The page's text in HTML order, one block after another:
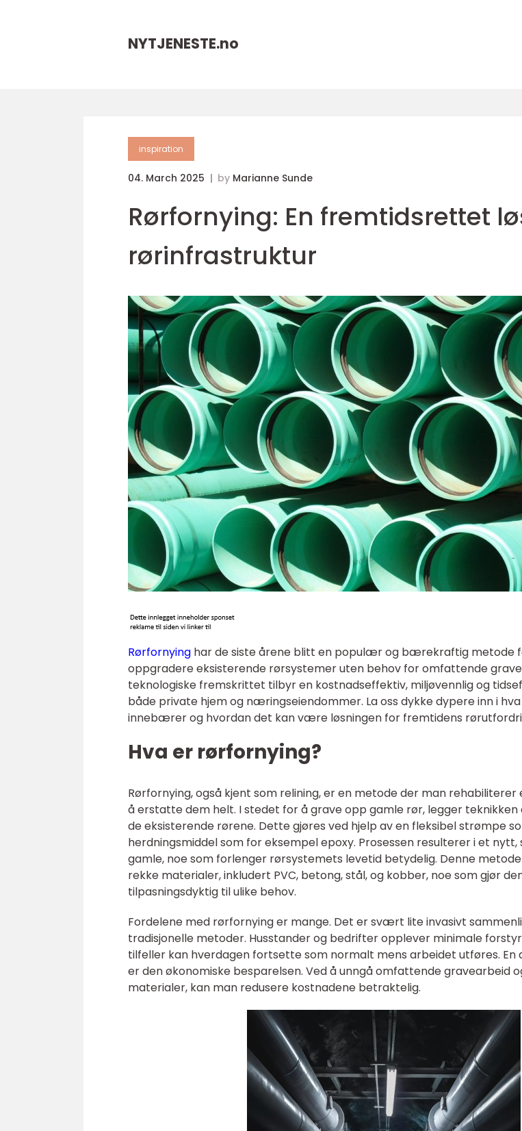
NYTJENESTE.no
inspiration
04. March 2025 by Marianne Sunde
Rørfornying: En fremtidsrettet
rørinfrastruktur
Rørfornying har de siste årene blitt en populær og bærekraftig metode
oppgradere eksisterende rørsystemer uten behov for omfattende
teknologiske fremskrittet tilbyr en kostnadseffektiv, miljøvennlig og
både private hjem og næringseiendommer. La oss dykke dypere inn i
innebærer og hvordan det kan være løsningen for fremtidens
Hva er rørfornying?
Rørfornying, også kjent som relining, er en metode der man
å erstatte dem helt. I stedet for å grave opp gamle rør, legger
de eksisterende rørene. Dette gjøres ved hjelp av en fleksibel strømpe
herdningsmiddel som for eksempel epoxy. Prosessen resulterer i et
gamle, noe som forlenger rørsystemets levetid betydelig. Denne
rekke materialer, inkludert PVC, betong, stål, og kobber, noe som gjør
tilpasningsdyktig til ulike behov.
Fordelene med rørfornying er mange. Det er svært lite invasivt
tradisjonelle metoder. Husstander og bedrifter opplever minimale
tilfeller kan hverdagen fortsette som normalt mens arbeidet utføres. En
er den økonomiske besparelsen. Ved å unngå omfattende gravearbeid
materialer, kan man redusere kostnadene betraktelig.